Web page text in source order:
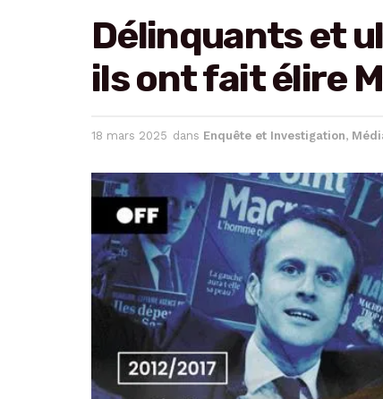
Délinquants et
ils ont fait élire
18 mars 2025 dans Enquête et Investigation,